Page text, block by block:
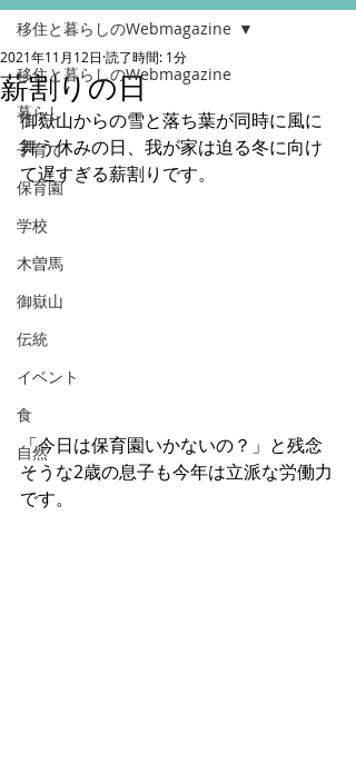
移住と暮らしのWebmagazine
暮らし
子育て
保育園
学校
木曽馬
御嶽山
伝統
イベント
食
自然
移住と暮らしのWebmagazine
薪割りの日
2021年11月12日 読了時間: 1分
御嶽山からの雪と落ち葉が同時に風に
舞う休みの日、我が家は迫る冬に向け
て遅すぎる薪割りです。
「今日は保育園いかないの？」と残念
そうな2歳の息子も今年は立派な労働力
です。